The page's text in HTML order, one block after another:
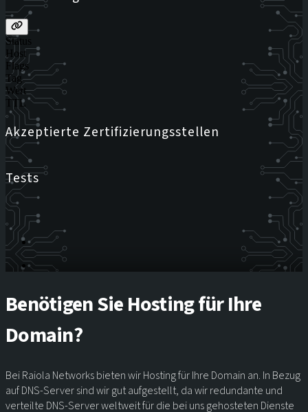
Status
Host
Flags
Tag
Wert
TTL
Akzeptierte Zertifizierungsstellen
Tests
Benötigen Sie Hosting für Ihre
Domain?
Bei Raiola Networks bieten wir Hosting für Ihre Domain an. In Bezug
auf DNS-Server sind wir gut aufgestellt, da wir redundante und
verteilte DNS-Server weltweit für die bei uns gehosteten Dienste